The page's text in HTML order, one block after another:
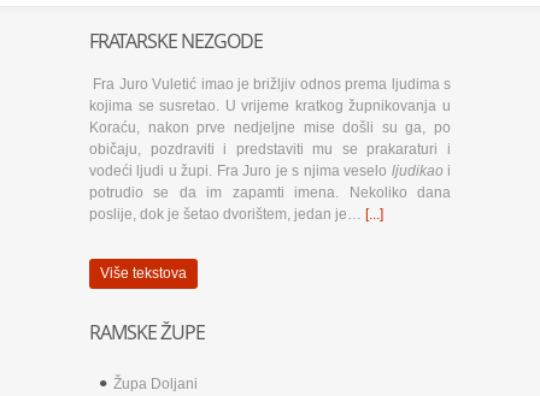
FRATARSKE NEZGODE
Fra Juro Vuletić imao je brižljiv odnos prema ljudima s
kojima se susretao. U vrijeme kratkog župnikovanja u
Koraću, nakon prve nedjeljne mise došli su ga, po
običaju, pozdraviti i predstaviti mu se prakaraturi i
vodeći ljudi u župi. Fra Juro je s njima veselo ljudikaoi
potrudio se da im zapamti imena. Nekoliko dana
poslije, dok je šetao dvorištem, jedan je… [...]
Više tekstova
RAMSKE ŽUPE
Župa Doljani